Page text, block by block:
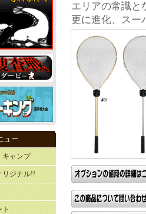
ュー
キャンプ
リジナル!!
エリアの常識と
更に進化、スー